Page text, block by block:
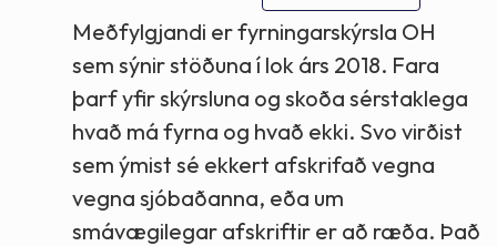
Meðfylgjandi er fyrningarskýrsla OH
sem sýnir stöðuna í lok árs 2018. Fara
þarf yfir skýrsluna og skoða sérstaklega
hvað má fyrna og hvað ekki. Svo virðist
sem ýmist sé ekkert afskrifað vegna
vegna sjóbaðanna, eða um
smávægilegar afskriftir er að ræða. Það